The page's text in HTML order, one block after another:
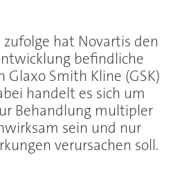
hat Novartis den
befindliche
Smith Kline (GSK)
handelt es sich um
Behandlung multipler
sein und nur
verursachen soll.